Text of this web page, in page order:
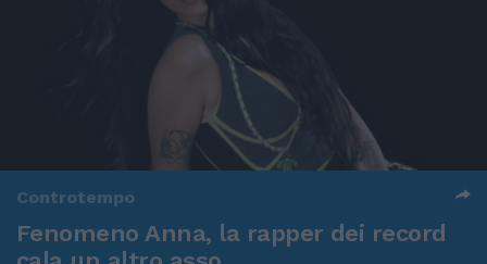
Controtempo
Fenomeno Anna, la rapper dei record